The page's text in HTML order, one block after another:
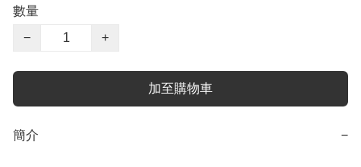
數量
−
+
加至購物車
簡介 −